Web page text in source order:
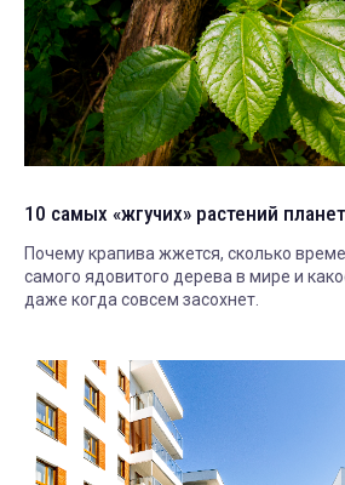
10 самых «жгучих» растений
Почему крапива жжется, сколько
самого ядовитого дерева в мире и
даже когда совсем засохнет.